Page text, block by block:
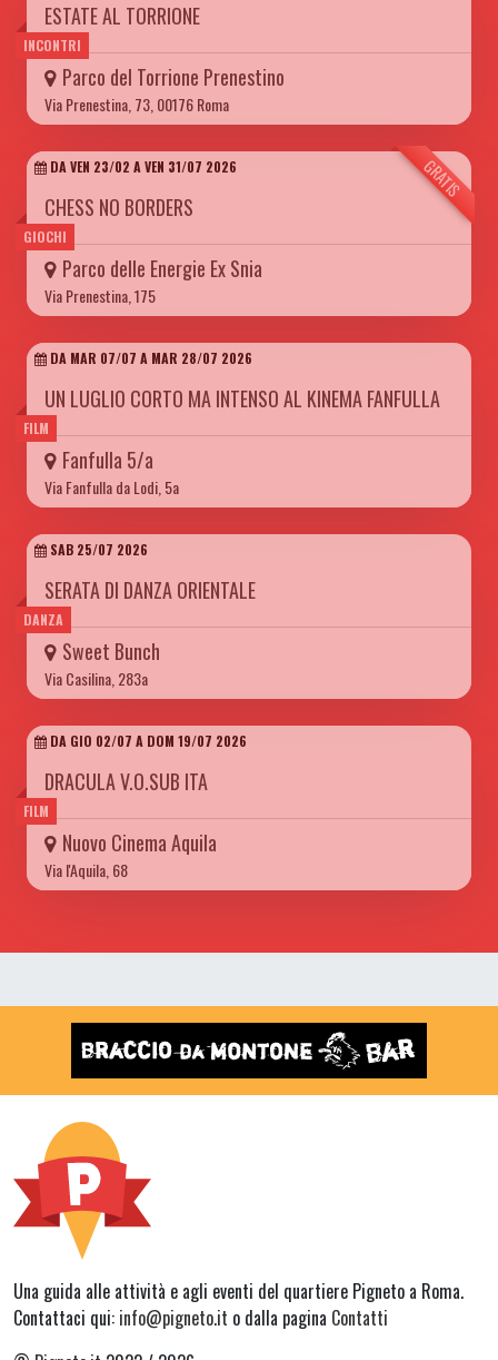
INCONTRI
ESTATE AL TORRIONE
Parco del Torrione Prenestino
Via Prenestina, 73, 00176 Roma
GIOCHI
GRATIS
DA VEN 23/02 A VEN 31/07 2026
CHESS NO BORDERS
Parco delle Energie Ex Snia
Via Prenestina, 175
FILM
DA MAR 07/07 A MAR 28/07 2026
UN LUGLIO CORTO MA INTENSO AL KINEMA FANFULLA
Fanfulla 5/a
Via Fanfulla da Lodi, 5a
DANZA
SAB 25/07 2026
SERATA DI DANZA ORIENTALE
Sweet Bunch
Via Casilina, 283a
FILM
DA GIO 02/07 A DOM 19/07 2026
DRACULA V.O.SUB ITA
Nuovo Cinema Aquila
Via l'Aquila, 68
Una guida alle attività e agli eventi del quartiere Pigneto a Roma.
Contattaci qui: info@pigneto.it o dalla pagina Contatti